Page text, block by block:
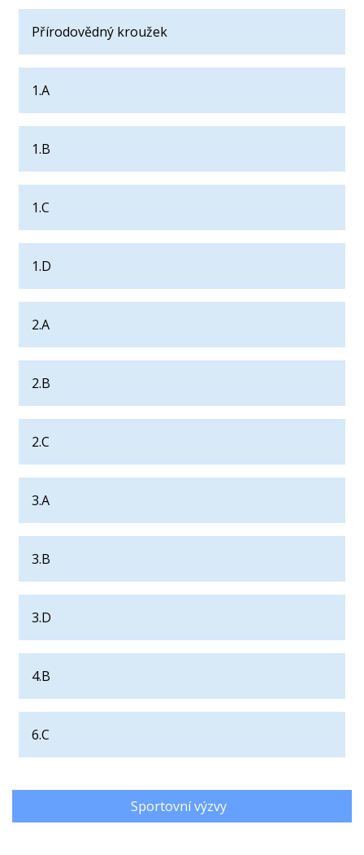
Přírodovědný kroužek
1.A
1.B
1.C
1.D
2.A
2.B
2.C
3.A
3.B
3.D
4.B
6.C
Sportovní výzvy